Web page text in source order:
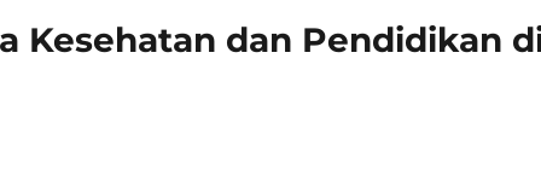
Kesehatan dan Pendidikan